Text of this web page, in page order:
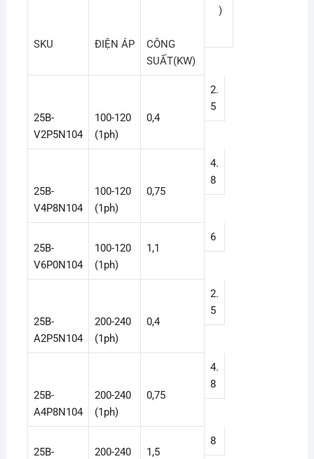
SKU ĐIỆN ÁP
CÔNG
SUẤT(KW)
)
25B-
V2P5N104
100-120
(1ph)
0,4
2.
5
25B-
V4P8N104
100-120
(1ph)
0,75
4.
8
25B-
V6P0N104
100-120
(1ph)
1,1
6
25B-
A2P5N104
200-240
(1ph)
0,4
2.
5
25B-
A4P8N104
200-240
(1ph)
0,75
4.
8
25B-
200-240
1,5
8